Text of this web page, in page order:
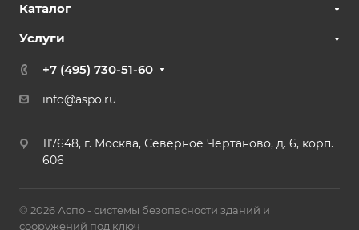
Каталог
Услуги
+7 (495) 730-51-60
info@aspo.ru
117648, г. Москва, Северное Чертаново, д. 6, корп.
606
© 2026 Аспо - системы безопасности зданий и
сооружений под ключ